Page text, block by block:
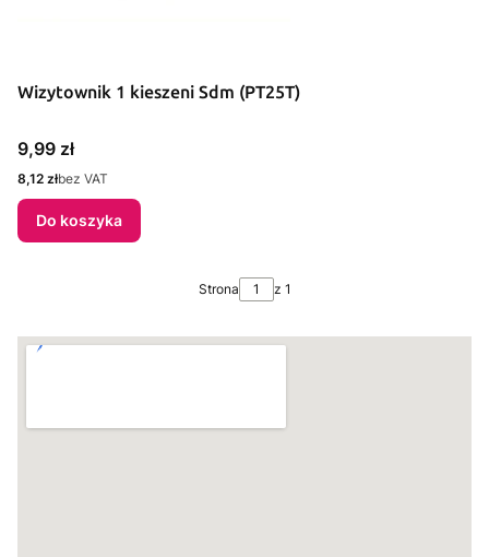
Wizytownik 1 kieszeni Sdm (PT25T)
Cena
9,99 zł
Cena
8,12 złbez VAT
Do koszyka
Strona z 1